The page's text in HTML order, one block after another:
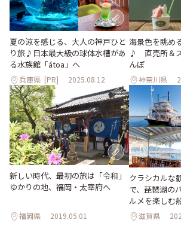
夏の涼を感じる、大人の神戸ひと
り旅♪日本最大級の球体水槽があ
る水族館「átoa」へ
兵庫県 [PR] 2025.08.12
海景色を眺め
♪ 直売所＆
んぽ
神奈川県
新しい時代、最初の旅は「令和」
ゆかりの地、福岡・太宰府へ
福岡県 2019.05.01
クラシカルな
で、琵琶湖の
ルメを楽しむ
滋賀県